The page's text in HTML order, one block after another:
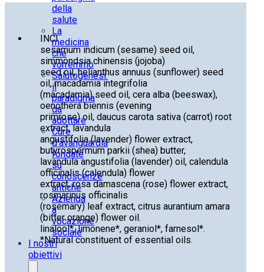
della
salute
La
medicina
che
vorremmo
Salutogenesi:
il
paradigma
da
adottare
Cure
d’avanguardia
fondate
su
conoscenze
antiche
Azienda
a
vocazione
sociale
I nostri
obiettivi
INCI
sesamum indicum (sesame) seed oil,
simmondsia chinensis (jojoba)
seed oil, helianthus annuus (sunflower) seed
oil, macadamia integrifolia
(macadamia) seed oil, cera alba (beeswax),
oenothera biennis (evening
primrose) oil, daucus carota sativa (carrot) root
extract, lavandula
angustifolia (lavender) flower extract,
butyrospermum parkii (shea) butter,
lavandula angustifolia (lavender) oil, calendula
officinalis (calendula) flower
extract, rosa damascena (rose) flower extract,
rosmarinus officinalis
(rosemary) leaf extract, citrus aurantium amara
(bitter orange) flower oil.
linalool*, limonene*, geraniol*, farnesol*.
*Natural constituent of essential oils.